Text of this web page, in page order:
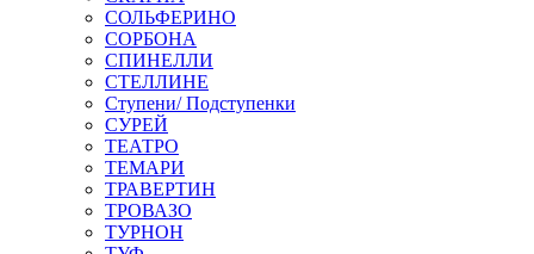
СОЛЬФЕРИНО
СОРБОНА
СПИНЕЛЛИ
СТЕЛЛИНЕ
Ступени/ Подступенки
СУРЕЙ
ТЕАТРО
ТЕМАРИ
ТРАВЕРТИН
ТРОВАЗО
ТУРНОН